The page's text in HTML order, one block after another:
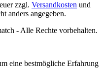
zzgl. Versandkosten und
anders angegeben.
- Alle Rechte vorbehalten.
eine bestmögliche Erfahrung